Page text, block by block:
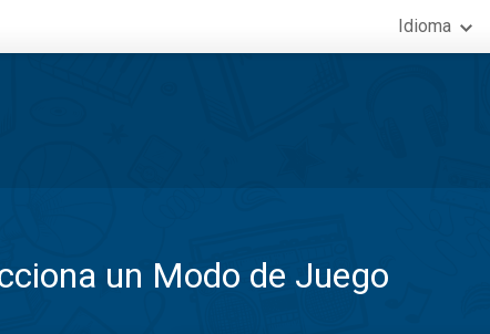
Idioma
un Modo de Juego